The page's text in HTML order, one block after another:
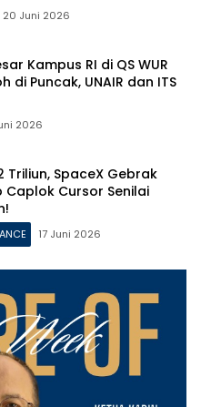
20 Juni 2026
Kampus RI di QS WUR
di Puncak, UNAIR dan ITS
2026
Triliun, SpaceX Gebrak
Caplok Cursor Senilai
17 Juni 2026